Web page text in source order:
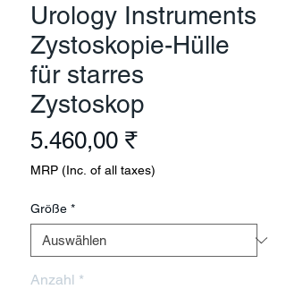
Urology Instruments
Zystoskopie-Hülle
für starres
Zystoskop
5.460,00 ₹Preis
MRP (Inc. of all taxes)
Größe *
Anzahl *